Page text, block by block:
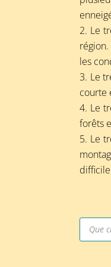
Le
les
Le
courte
Le
forêts
Le
produits